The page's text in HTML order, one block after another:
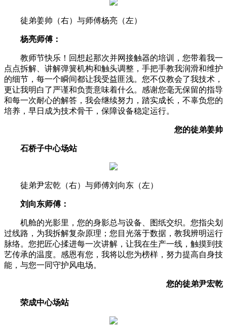
徒弟姜帅（右）与师傅杨亮（左）
杨亮师傅：
教师节快乐！回想起那次并网接触器的培训，您带着我一
点点拆解、讲解弹簧机构和触头调整，手把手教我润滑和维护
的细节，每一个瞬间都让我受益匪浅。您不仅教会了我技术，
更让我明白了严谨和负责意味着什么。感谢您毫无保留的指导
和每一次耐心的解答，我会继续努力，踏实成长，不辜负您的
培养，早日成为技术骨干，保障设备稳定运行。
您的徒弟姜帅
石桥子中心场站
徒弟尹宏乾（右）与师傅刘向东（左）
刘向东师傅：
机舱的光影里，您的身影总与设备、图纸交织。您指尖划
过线路，为我拆解复杂原理；您目光落于数据，教我辨明运行
脉络。您把匠心揉进每一次讲解，让我在生产一线，触摸到技
艺传承的温度。感恩有您，我将以您为榜样，努力提高自身技
能，与您一同守护风电场。
您的徒弟尹宏乾
荣成中心场站